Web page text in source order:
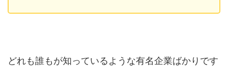
どれも誰もが知っているような有名企業ばかりです